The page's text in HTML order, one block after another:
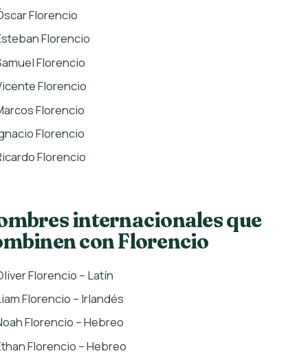
Florencio
Florencio
Florencio
Florencio
Florencio
Florencio
Florencio
internacionales que
con Florencio
Florencio – Latín
Florencio – Irlandés
Florencio – Hebreo
Florencio – Hebreo